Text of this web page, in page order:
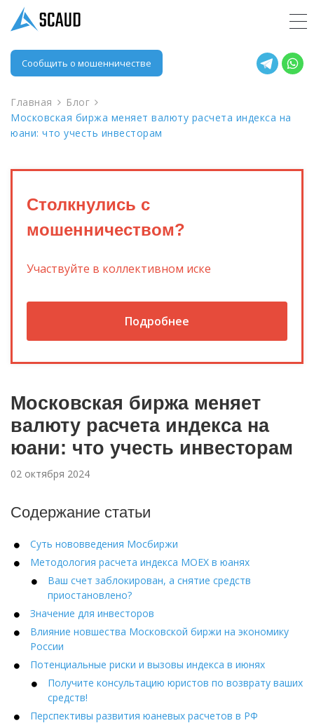
Сообщить о мошенничестве
Главная
Блог
Московская биржа меняет валюту расчета индекса на
юани: что учесть инвесторам
Столкнулись с
мошенничеством?
Участвуйте в коллективном иске
Подробнее
Московская биржа меняет
валюту расчета индекса на
юани: что учесть инвесторам
02 октября 2024
Содержание статьи
Суть нововведения Мосбиржи
Методология расчета индекса MOEX в юанях
Ваш счет заблокирован, а снятие средств
приостановлено?
Значение для инвесторов
Влияние новшества Московской биржи на экономику
России
Потенциальные риски и вызовы индекса в июнях
Получите консультацию юристов по возврату ваших
средств!
Перспективы развития юаневых расчетов в РФ